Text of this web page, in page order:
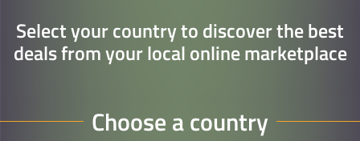
Select your country to discover the best
deals from your local online marketplace
Choose a country